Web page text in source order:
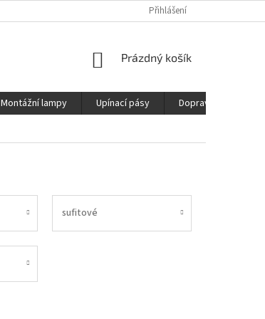
DOPRAVAPřihlášení
NÁKUPNÍ
Prázdný košík
Montážní lampy Upínací pásy Doprava
sufitové